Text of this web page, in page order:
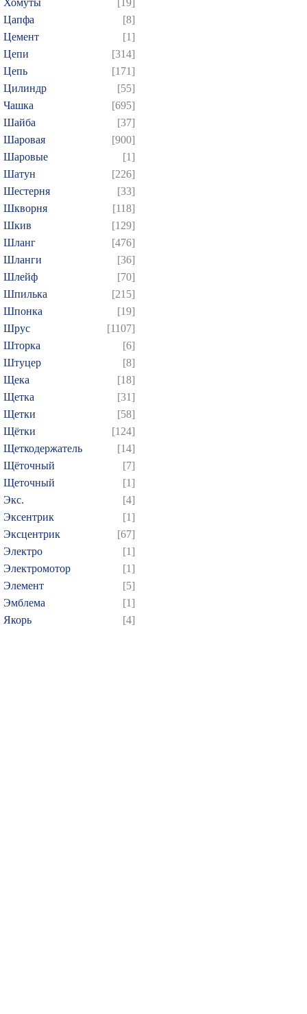
Хомуты
[19]
Цапфа
[8]
Цемент
[1]
Цепи
[314]
Цепь
[171]
Цилиндр
[55]
Чашка
[695]
Шайба
[37]
Шаровая
[900]
Шаровые
[1]
Шатун
[226]
Шестерня
[33]
Шкворня
[118]
Шкив
[129]
Шланг
[476]
Шланги
[36]
Шлейф
[70]
Шпилька
[215]
Шпонка
[19]
Шрус
[1107]
Шторка
[6]
Штуцер
[8]
Щека
[18]
Щетка
[31]
Щетки
[58]
Щётки
[124]
Щеткодержатель
[14]
Щёточный
[7]
Щеточный
[1]
Экс.
[4]
Эксентрик
[1]
Эксцентрик
[67]
Электро
[1]
Электромотор
[1]
Элемент
[5]
Эмблема
[1]
Якорь
[4]